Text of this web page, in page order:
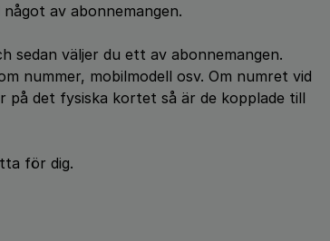
av abonnemangen.
sedan väljer du ett av abonnemangen.
nummer, mobilmodell osv. Om numret vid
på det fysiska kortet så är de kopplade till
för dig.